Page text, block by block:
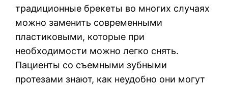
традиционные брекеты во многих случаях
можно заменить современными
пластиковыми, которые при
необходимости можно легко снять.
Пациенты со съемными зубными
протезами знают, как неудобно они могут